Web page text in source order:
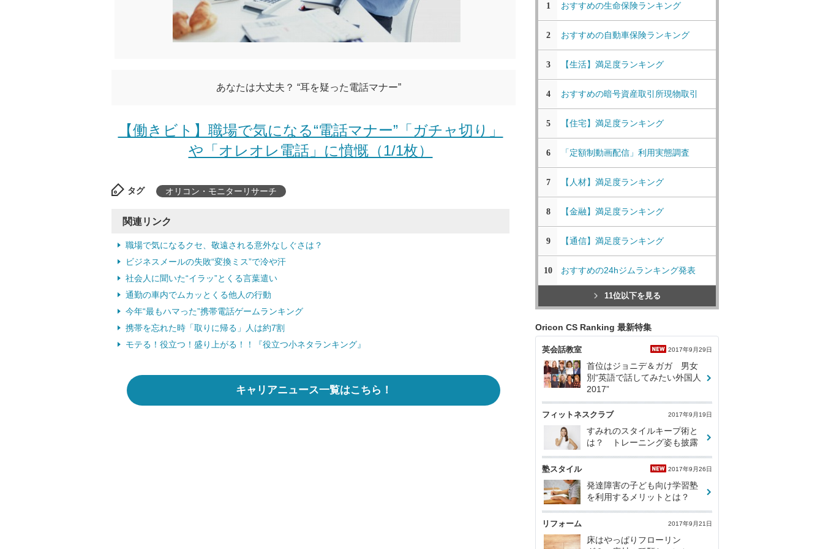
あなたは大丈夫？ “耳を疑った電話マナー”
【働きビト】職場で気になる“電話マナー”「ガチャ切り」
や「オレオレ電話」に憤慨（1/1枚）
タグ オリコン・モニターリサーチ
関連リンク
職場で気になるクセ、敬遠される意外なしぐさは？
ビジネスメールの失敗“変換ミス”で冷や汗
社会人に聞いた“イラッ”とくる言葉遣い
通勤の車内でムカッとくる他人の行動
今年“最もハマった”携帯電話ゲームランキング
携帯を忘れた時「取りに帰る」人は約7割
モテる！役立つ！盛り上がる！！『役立つ小ネタランキング』
キャリアニュース一覧はこちら！
1 おすすめの生命保険ランキング
2 おすすめの自動車保険ランキング
3 【生活】満足度ランキング
4 おすすめの暗号資産取引所現物取引
5 【住宅】満足度ランキング
6 「定額制動画配信」利用実態調査
7 【人材】満足度ランキング
8 【金融】満足度ランキング
9 【通信】満足度ランキング
10 おすすめの24hジムランキング発表
11位以下を見る
Oricon CS Ranking 最新特集
英会話教室 2017年9月29日
首位はジョニデ＆ガガ 男女
別“英語で話してみたい外国人
2017”
フィットネスクラブ 2017年9月19日
すみれのスタイルキープ術と
は？ トレーニング姿も披露
塾スタイル 2017年9月26日
発達障害の子ども向け学習塾
を利用するメリットとは？
リフォーム 2017年9月21日
床はやっぱりフローリン